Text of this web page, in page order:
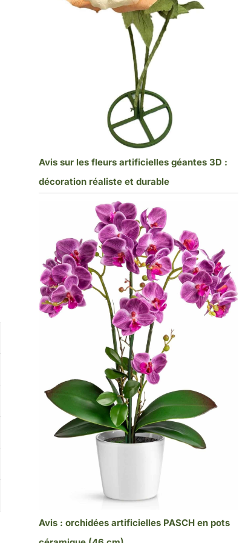
Avis sur les fleurs artificielles géantes 3D :
décoration réaliste et durable
Avis : orchidées artificielles PASCH en pots